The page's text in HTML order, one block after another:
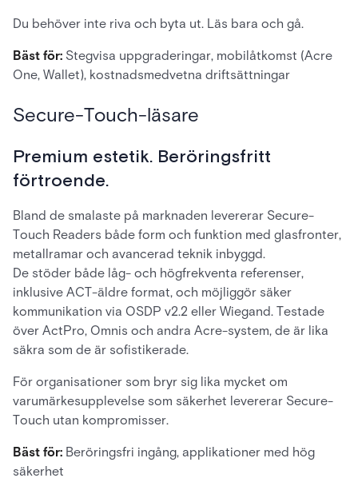
Du behöver inte riva och byta ut. Läs bara och gå.
Bäst för: Stegvisa uppgraderingar, mobilåtkomst (Acre
One, Wallet), kostnadsmedvetna driftsättningar
Secure-Touch-läsare
Premium estetik. Beröringsfritt
förtroende.
Bland de smalaste på marknaden levererar Secure-
Touch Readers både form och funktion med glasfronter,
metallramar och avancerad teknik inbyggd.
De stöder både låg- och högfrekventa referenser,
inklusive ACT-äldre format, och möjliggör säker
kommunikation via OSDP v2.2 eller Wiegand. Testade
över ActPro, Omnis och andra Acre-system, de är lika
säkra som de är sofistikerade.
För organisationer som bryr sig lika mycket om
varumärkesupplevelse som säkerhet levererar Secure-
Touch utan kompromisser.
Bäst för: Beröringsfri ingång, applikationer med hög
säkerhet